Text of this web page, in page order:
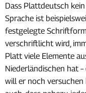
Dass Plattdeutsch
Sprache ist
festgelegte
verschriftlicht wird,
Platt viele Elemente
Niederländischen hat
will er noch versuchen